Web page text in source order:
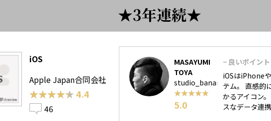
3年連続
iOS
Apple Japan合同会社
★★★★★
★★★★★ 4.4
46
MASAYUMI
TOYA
studio_banana
★★★★★
★★★★★
5.0
− 良いポイント
iOSはiPhone
テム。 直感的
かるアイコン
スなデータ連